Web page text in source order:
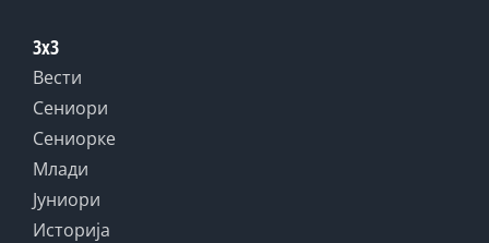
3x3
Вести
Сениори
Сениорке
Млади
Јуниори
Историја